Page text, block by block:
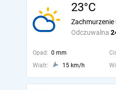
23°C
Odczuwalna
Opad: 0 mm
Wiatr:
15 km/h